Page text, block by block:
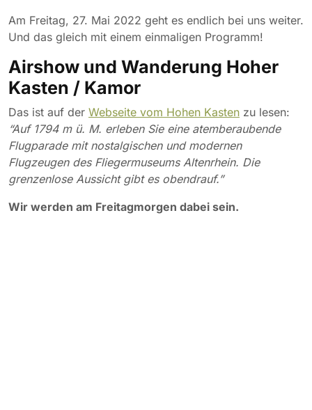
Am Freitag, 27. Mai 2022 geht es endlich bei uns weiter.
Und das gleich mit einem einmaligen Programm!
Airshow und Wanderung Hoher
Kasten / Kamor
Das ist auf der Webseite vom Hohen Kasten zu lesen:
“Auf 1794 m ü. M. erleben Sie eine atemberaubende
Flugparade mit nostalgischen und modernen
Flugzeugen des Fliegermuseums Altenrhein. Die
grenzenlose Aussicht gibt es obendrauf.”
Wir werden am Freitagmorgen dabei sein.